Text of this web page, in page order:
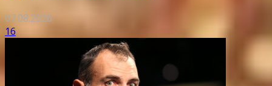
07.08.2026
16